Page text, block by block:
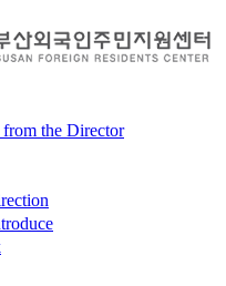
from the Director